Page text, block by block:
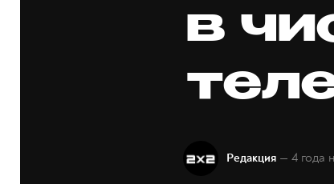
в
Редакция — 4 года